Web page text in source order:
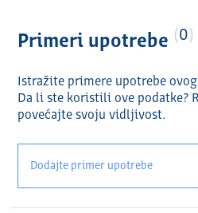
Primeri upotrebe 0
Istražite primere upotrebe ovog
Da li ste koristili ove podatke?
povećajte svoju vidlјivost.
Dodajte primer upotrebe